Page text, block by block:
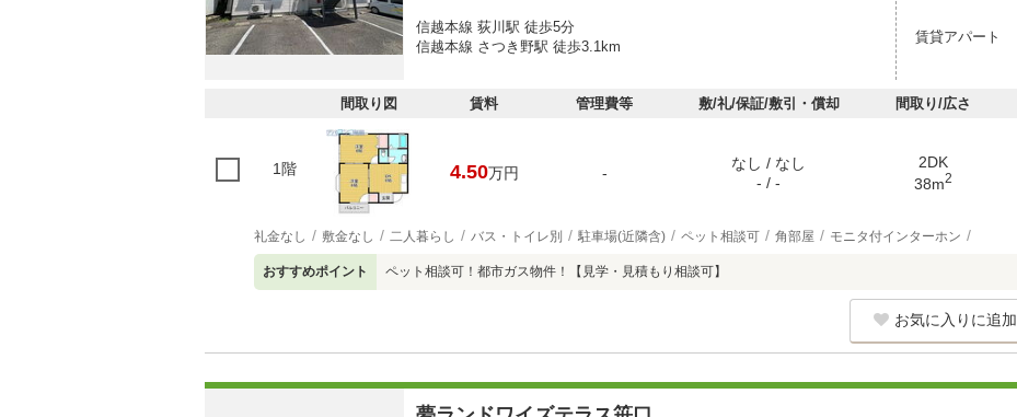
信越本線 荻川駅 徒歩5分
信越本線 さつき野駅 徒歩3.1km
賃貸アパート
間取り図 賃料 管理費等 敷/礼/保証/敷引・償却 間取り/広さ
1階 4.50万円 -
なし / なし
- / -
2DK
38m2
礼金なし 敷金なし 二人暮らし バス・トイレ別 駐車場(近隣含) ペット相談可 角部屋 モニタ付インターホン
おすすめポイント ペット相談可！都市ガス物件！【見学・見積もり相談可】
お気に入りに追加